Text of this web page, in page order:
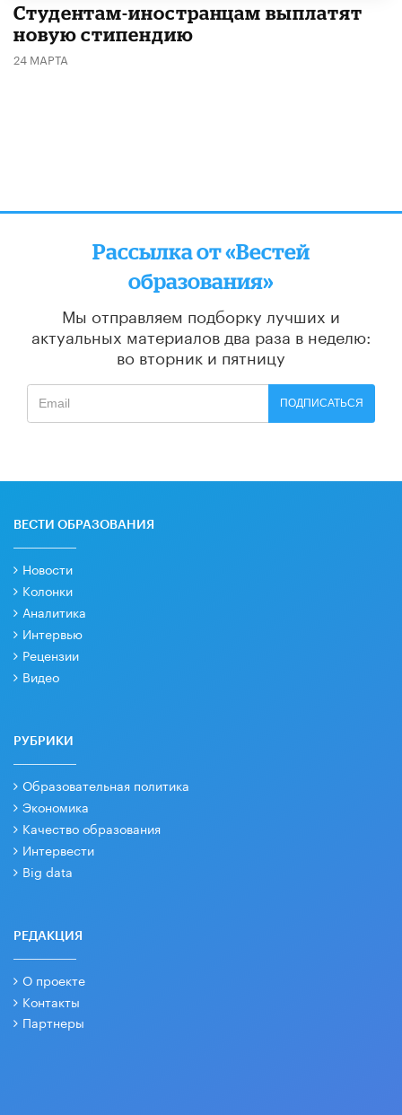
Студентам-иностранцам выплатят
новую стипендию
24 МАРТА
Рассылка от «Вестей
образования»
Мы отправляем подборку лучших и
актуальных материалов два раза в неделю:
во вторник и пятницу
ПОДПИСАТЬСЯ
ВЕСТИ ОБРАЗОВАНИЯ
Новости
Колонки
Аналитика
Интервью
Рецензии
Видео
РУБРИКИ
Образовательная политика
Экономика
Качество образования
Интервести
Big data
РЕДАКЦИЯ
О проекте
Контакты
Партнеры